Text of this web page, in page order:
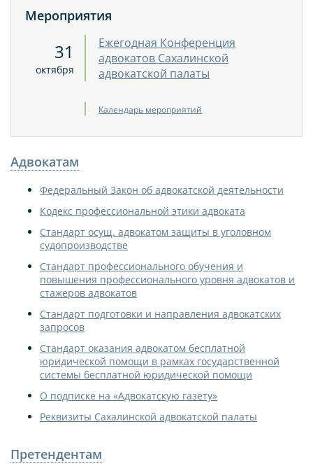
Мероприятия
31
октября
Ежегодная Конференция
адвокатов Сахалинской
адвокатской палаты
Календарь мероприятий
Адвокатам
Федеральный Закон об адвокатской деятельности
Кодекс профессиональной этики адвоката
Стандарт осущ. адвокатом защиты в уголовном
судопроизводстве
Стандарт профессионального обучения и
повышения профессионального уровня адвокатов и
стажеров адвокатов
Стандарт подготовки и направления адвокатских
запросов
Стандарт оказания адвокатом бесплатной
юридической помощи в рамках государственной
системы бесплатной юридической помощи
О подписке на «Адвокатскую газету»
Реквизиты Сахалинской адвокатской палаты
Претендентам